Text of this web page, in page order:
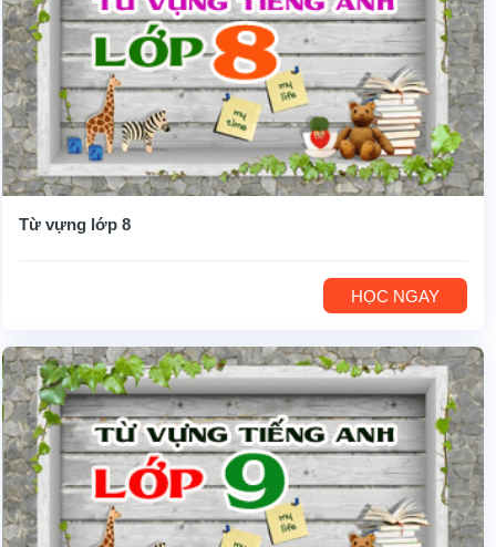
Từ vựng lớp 8
HỌC NGAY